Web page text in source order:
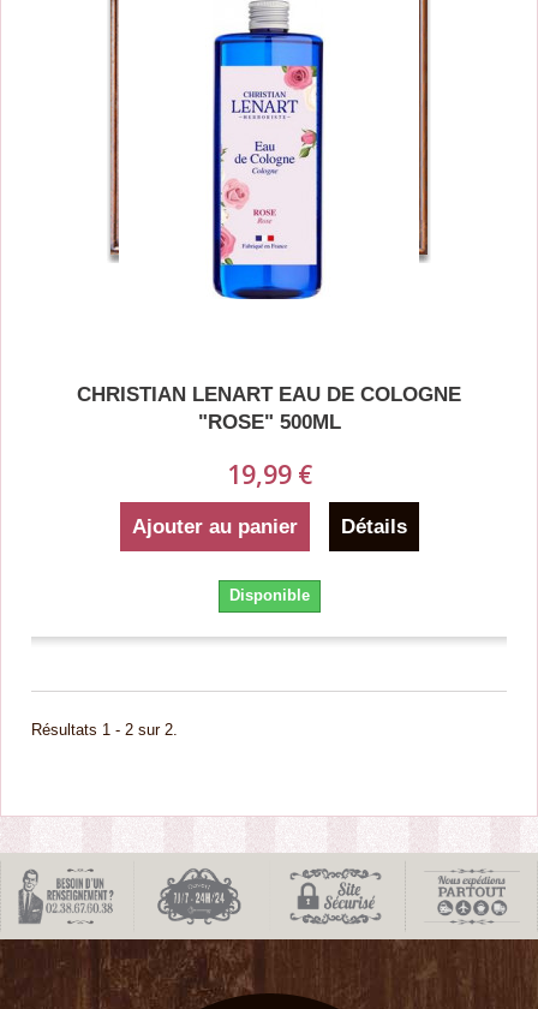
CHRISTIAN LENART EAU DE COLOGNE
"ROSE" 500ML
19,99 €
Ajouter au panier Détails
Disponible
Résultats 1 - 2 sur 2.